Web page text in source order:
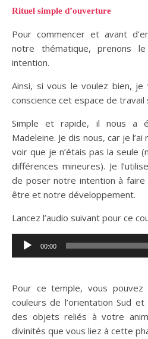
Rituel simple d’ouverture
Pour commencer et avant
notre thématique, prenons
intention.
Ainsi, si vous le voulez bien, je
conscience cet espace de
Simple et rapide, il nous a
Madeleine. Je dis nous, car je l’ai
voir que je n’étais pas la seule
différences mineures). Je
de poser notre intention à
être et notre développement.
Lancez l’audio suivant pour ce
Lecteur 00:00
Pour ce temple, vous
couleurs de l’orientation Sud
des objets reliés à votre
divinités que vous liez à cette